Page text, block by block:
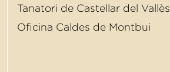
Tanatori de Castellar del Vallès
Oﬁcina Caldes de Montbui